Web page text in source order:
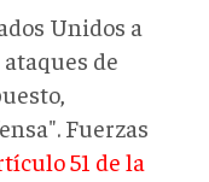
Unidos a
de
Fuerzas
51 de la